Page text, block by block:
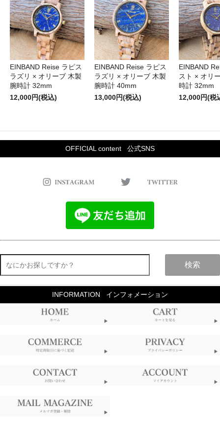
EINBAND Reise ラピス
ラズリ × オリーブ 木製
腕時計 32mm
12,000円(税込)
EINBAND Reise ラピス
ラズリ × オリーブ 木製
腕時計 40mm
13,000円(税込)
EINBAND
スト × オリ
時計 32mm
12,000円(税
OFFICIAL content 公式SNS
検索
INFORMATION インフォメーション